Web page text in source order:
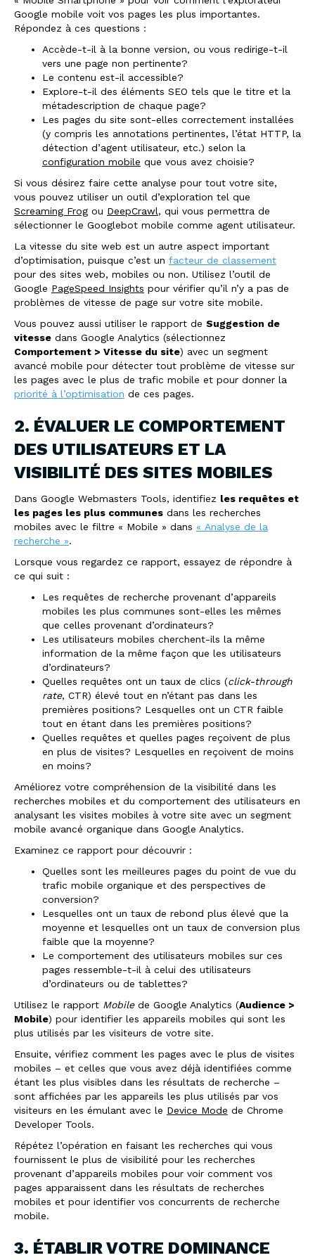
Google mobile voit vos pages les plus importantes.
Répondez à ces questions :
Accède-t-il à la bonne version, ou vous redirige-t-il
vers une page non pertinente?
Le contenu est-il accessible?
Explore-t-il des éléments SEO tels que le titre et la
métadescription de chaque page?
Les pages du site sont-elles correctement installées
(y compris les annotations pertinentes, l’état HTTP, la
détection d’agent utilisateur, etc.) selon la
configuration mobile que vous avez choisie?
Si vous désirez faire cette analyse pour tout votre site,
vous pouvez utiliser un outil d’exploration tel que
Screaming Frog ou DeepCrawl, qui vous permettra de
sélectionner le Googlebot mobile comme agent utilisateur.
La vitesse du site web est un autre aspect important
d’optimisation, puisque c’est un facteur de classement
pour des sites web, mobiles ou non. Utilisez l’outil de
Google PageSpeed Insights pour vérifier qu’il n’y a pas de
problèmes de vitesse de page sur votre site mobile.
Vous pouvez aussi utiliser le rapport de Suggestion de
vitesse dans Google Analytics (sélectionnez
Comportement > Vitesse du site) avec un segment
avancé mobile pour détecter tout problème de vitesse sur
les pages avec le plus de trafic mobile et pour donner la
priorité à l’optimisation de ces pages.
2. ÉVALUER LE COMPORTEMENT
DES UTILISATEURS ET LA
VISIBILITÉ DES SITES MOBILES
Dans Google Webmasters Tools, identifiez les requêtes et
les pages les plus communes dans les recherches
mobiles avec le filtre « Mobile » dans « Analyse de la
recherche ».
Lorsque vous regardez ce rapport, essayez de répondre à
ce qui suit :
Les requêtes de recherche provenant d’appareils
mobiles les plus communes sont-elles les mêmes
que celles provenant d’ordinateurs?
Les utilisateurs mobiles cherchent-ils la même
information de la même façon que les utilisateurs
d’ordinateurs?
Quelles requêtes ont un taux de clics (click-through
rate, CTR) élevé tout en n’étant pas dans les
premières positions? Lesquelles ont un CTR faible
tout en étant dans les premières positions?
Quelles requêtes et quelles pages reçoivent de plus
en plus de visites? Lesquelles en reçoivent de moins
en moins?
Améliorez votre compréhension de la visibilité dans les
recherches mobiles et du comportement des utilisateurs en
analysant les visites mobiles à votre site avec un segment
mobile avancé organique dans Google Analytics.
Examinez ce rapport pour découvrir :
Quelles sont les meilleures pages du point de vue du
trafic mobile organique et des perspectives de
conversion?
Lesquelles ont un taux de rebond plus élevé que la
moyenne et lesquelles ont un taux de conversion plus
faible que la moyenne?
Le comportement des utilisateurs mobiles sur ces
pages ressemble-t-il à celui des utilisateurs
d’ordinateurs ou de tablettes?
Utilisez le rapport Mobilede Google Analytics (Audience >
Mobile) pour identifier les appareils mobiles qui sont les
plus utilisés par les visiteurs de votre site.
Ensuite, vérifiez comment les pages avec le plus de visites
mobiles – et celles que vous avez déjà identifiées comme
étant les plus visibles dans les résultats de recherche –
sont affichées par les appareils les plus utilisés par vos
visiteurs en les émulant avec le Device Mode de Chrome
Developer Tools.
Répétez l’opération en faisant les recherches qui vous
fournissent le plus de visibilité pour les recherches
provenant d’appareils mobiles pour voir comment vos
pages apparaissent dans les résultats de recherches
mobiles et pour identifier vos concurrents de recherche
mobile.
3. ÉTABLIR VOTRE DOMINANCE